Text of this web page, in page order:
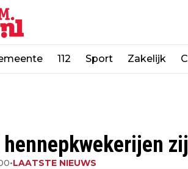
112 Sport Zakelijk
hennepkwekerijen
•LAATSTE NIEUWS